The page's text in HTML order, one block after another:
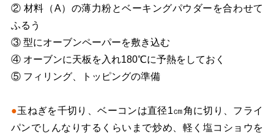
② 材料（A）の薄力粉とベーキングパウダーを合わせて
ふるう
③ 型にオーブンペーパーを敷き込む
④ オーブンに天板を入れ180℃に予熱をしておく
⑤ フィリング、トッピングの準備
●玉ねぎを千切り、ベーコンは直径1㎝角に切り、フライ
パンでしんなりするくらいまで炒め、軽く塩コショウを